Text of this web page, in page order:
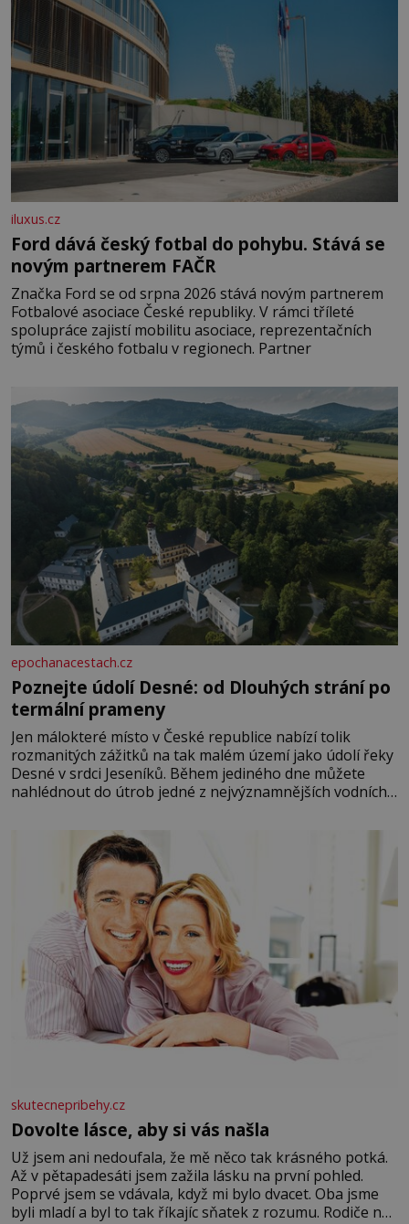
iluxus.cz
Ford dává český fotbal do pohybu. Stává se
novým partnerem FAČR
Značka Ford se od srpna 2026 stává novým partnerem
Fotbalové asociace České republiky. V rámci tříleté
spolupráce zajistí mobilitu asociace, reprezentačních
týmů i českého fotbalu v regionech. Partner
epochanacestach.cz
Poznejte údolí Desné: od Dlouhých strání po
termální prameny
Jen málokteré místo v České republice nabízí tolik
rozmanitých zážitků na tak malém území jako údolí řeky
Desné v srdci Jeseníků. Během jediného dne můžete
nahlédnout do útrob jedné z nejvýznamnějších vodních
se na koloběžce a den zakončit poznáváním památek ve
Velkých Losinách nebo v termálním
skutecnepribehy.cz
Dovolte lásce, aby si vás našla
Už jsem ani nedoufala, že mě něco tak krásného potká.
Až v pětapadesáti jsem zažila lásku na první pohled.
Poprvé jsem se vdávala, když mi bylo dvacet. Oba jsme
byli mladí a byl to tak říkajíc sňatek z rozumu. Rodiče nás